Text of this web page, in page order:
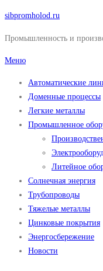
Перейти
содержимому
sibpromholod.ru
Промышленность и
Меню
Автоматические
Доменные процессы
Легкие металлы
Промышленное
Литейное
Солнечная энергия
Трубопроводы
Тяжелые металлы
Цинковые покрытия
Энергосбережение
Новости